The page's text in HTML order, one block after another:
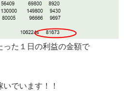
った１日の利益の金額で
でいます！！